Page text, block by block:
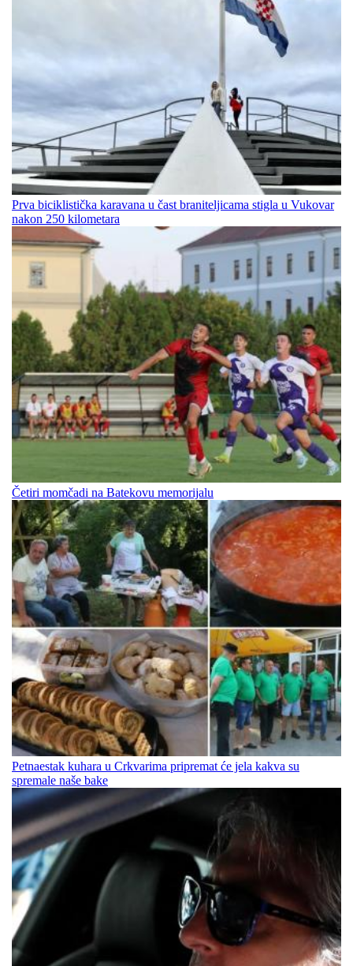
Prva biciklistička karavana u čast braniteljicama stigla u Vukovar
nakon 250 kilometara
Četiri momčadi na Batekovu memorijalu
Petnaestak kuhara u Crkvarima pripremat će jela kakva su
spremale naše bake